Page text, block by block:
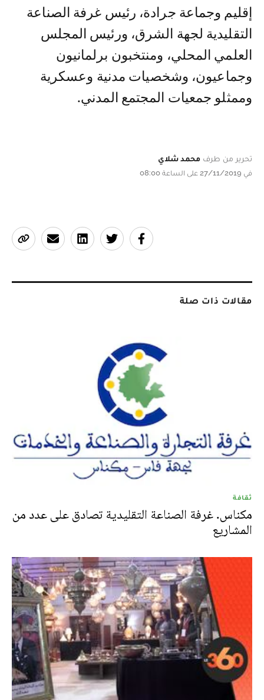
إقليم وجماعة جرادة، رئيس غرفة الصناعة
التقليدية لجهة الشرق، ورئيس المجلس
العلمي المحلي، ومنتخبون برلمانيون
وجماعيون، وشخصيات مدنية وعسكرية
وممثلو جمعيات المجتمع المدني.
تحرير من طرف محمد شلاي
في 27/11/2019 على الساعة 08:00
مقالات ذات صلة
ثقافة
مكناس. غرفة الصناعة التقليدية تصادق على عدد من
المشاريع